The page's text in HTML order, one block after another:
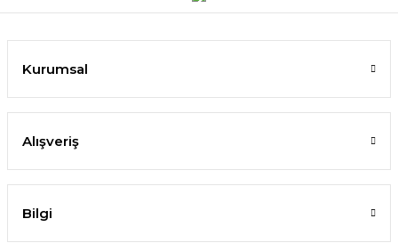
Kurumsal
Alışveriş
Bilgi